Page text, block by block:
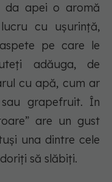
da apei o aromă
cu ușurință,
pe care le
adăuga, de
cu apă, cum ar
grapefruit. În
are un gust
una dintre cele
să slăbiți.